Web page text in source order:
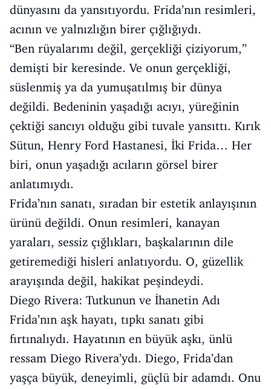
dünyasını da yansıtıyordu. Frida’nın resimleri,
acının ve yalnızlığın birer çığlığıydı.
“Ben rüyalarımı değil, gerçekliği çiziyorum,”
demişti bir keresinde. Ve onun gerçekliği,
süslenmiş ya da yumuşatılmış bir dünya
değildi. Bedeninin yaşadığı acıyı, yüreğinin
çektiği sancıyı olduğu gibi tuvale yansıttı. Kırık
Sütun, Henry Ford Hastanesi, İki Frida… Her
biri, onun yaşadığı acıların görsel birer
anlatımıydı.
Frida’nın sanatı, sıradan bir estetik anlayışının
ürünü değildi. Onun resimleri, kanayan
yaraları, sessiz çığlıkları, başkalarının dile
getiremediği hisleri anlatıyordu. O, güzellik
arayışında değil, hakikat peşindeydi.
Diego Rivera: Tutkunun ve İhanetin Adı
Frida’nın aşk hayatı, tıpkı sanatı gibi
fırtınalıydı. Hayatının en büyük aşkı, ünlü
ressam Diego Rivera’ydı. Diego, Frida’dan
yaşça büyük, deneyimli, güçlü bir adamdı. Onu